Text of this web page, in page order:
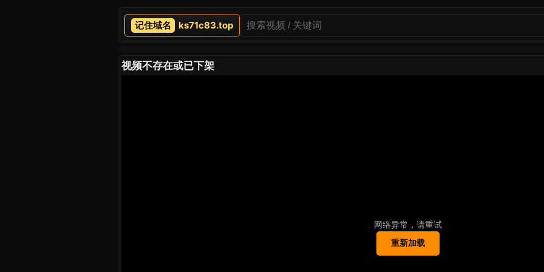
ks71c83.top
视频不存在或已下架
网络异常，请重试
重新加载